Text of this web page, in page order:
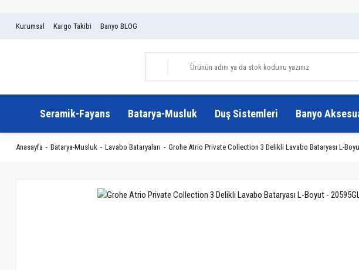
Kurumsal Kargo Takibi Banyo BLOG
Seramik-Fayans Batarya-Musluk Duş Sistemleri Banyo
Anasayfa Batarya-Musluk Lavabo Bataryaları Grohe Atrio Private Collection 3 Delikli Lavabo Bataryası L-